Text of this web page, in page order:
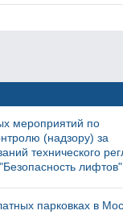
мероприятий по
(надзору) за
технического
лифтов"
парковках в